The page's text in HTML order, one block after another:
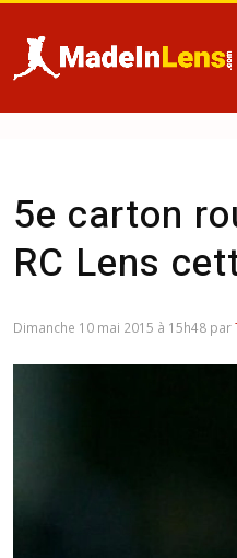
5e carton
RC Lens
Dimanche 10 mai 2015 à 15h48 par